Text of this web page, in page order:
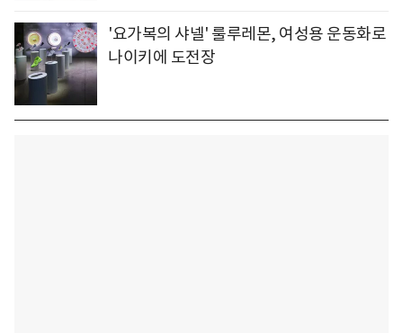
'요가복의 샤넬' 룰루레몬, 여성용 운동화로
나이키에 도전장